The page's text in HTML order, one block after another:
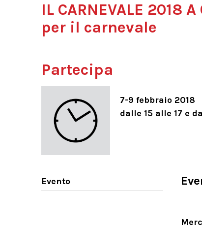
IL CARNEVALE 2018
per il carnevale
Partecipa
7-9 febbraio 2018
dalle 15 alle 17 e
Evento